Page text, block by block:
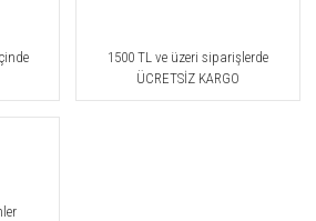
1500 TL ve üzeri siparişlerde
ÜCRETSİZ KARGO